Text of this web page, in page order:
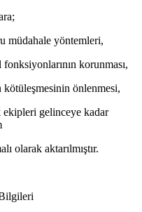
yöntemleri,
korunması,
önlenmesi,
gelinceye kadar
olarak aktarılmıştır.